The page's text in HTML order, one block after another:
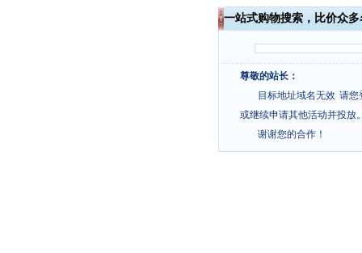
一站式购物搜索，比价众
尊敬的站长：
目标地址域名无效 请您
或继续申请其他活动并投放
谢谢您的合作！